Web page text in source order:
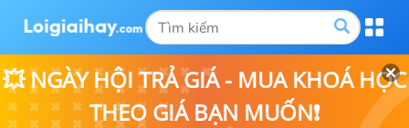
💥 NGÀY HỘI TRẢ GIÁ - MUA KHOÁ HỌC
THEO GIÁ BẠN MUỐN❗